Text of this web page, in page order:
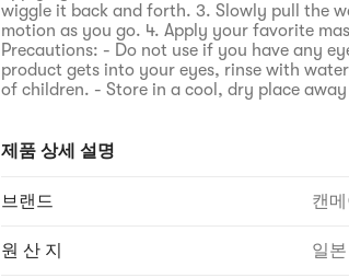
wiggle it back and forth. 3. Slowly pull the
motion as you go. 4. Apply your favorite
Precautions: - Do not use if you have any
product gets into your eyes, rinse with
of children. - Store in a cool, dry place
제품 상세 설명
브랜드 캔
원 산 지 일본